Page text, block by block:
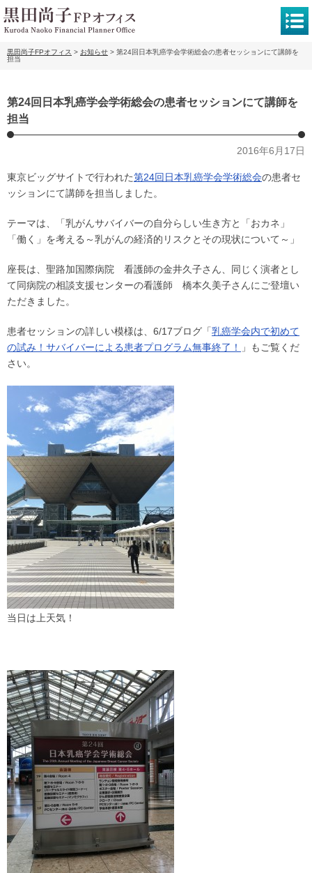
黒田尚子FPオフィス > お知らせ > 第24回日本乳癌学会学術総会の患者セッションにて講師を
担当
第24回日本乳癌学会学術総会の患者セッションにて講師を
担当
2016年6月17日
東京ビッグサイトで行われた第24回日本乳癌学会学術総会の患者セ
ッションにて講師を担当しました。
テーマは、「乳がんサバイバーの自分らしい生き方と「おカネ」
「働く」を考える～乳がんの経済的リスクとその現状について～」
座長は、聖路加国際病院 看護師の金井久子さん、同じく演者とし
て同病院の相談支援センターの看護師 橋本久美子さんにご登壇い
ただきました。
患者セッションの詳しい模様は、6/17ブログ「乳癌学会内で初めて
の試み！サバイバーによる患者プログラム無事終了！
」もご覧くだ
さい。
当日は上天気！